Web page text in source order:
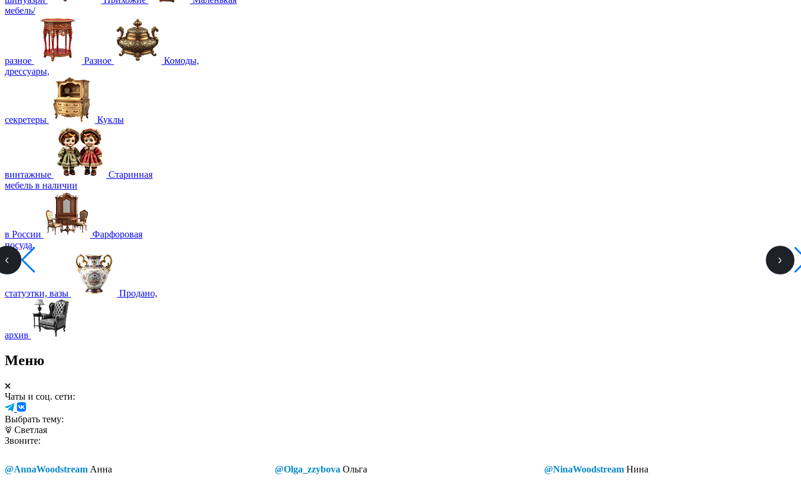
мебель/
разное Разное
Комоды,
дрессуары,
секретеры Куклы
винтажные
Старинная
мебель в наличии
в России
Фарфоровая
посуда,
статуэтки, вазы Продано,
архив
Меню
Чаты и соц. сети:
Выбрать тему:
Светлая
Звоните:
@AnnaWoodstream Анна @Olga_zzybova Ольга @NinaWoodstream Нина